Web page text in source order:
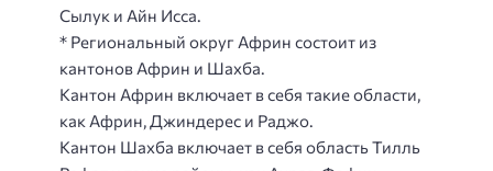
Сылук и Айн Исса.
* Региональный округ Африн состоит из
кантонов Африн и Шахба.
Кантон Африн включает в себя такие области,
как Африн, Джиндерес и Раджо.
Кантон Шахба включает в себя область Тилль